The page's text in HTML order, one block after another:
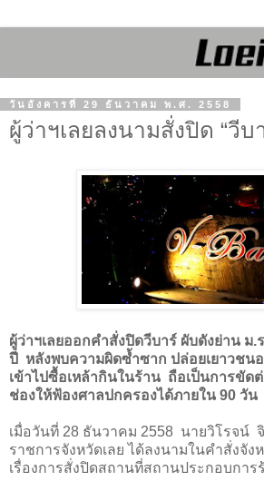
วันอังคารที่ 29 ธันวาคม พ.ศ. 2558
ผู้ว่าฯเลยลงนามสั่งปิด “วีบ
ผู้ว่าฯเลยออกคำสั่งปิดวีบาร์ ผับดังย่าน ม.
ปี หลังพบความผิดซ้ำซาก ปล่อยเยาวชน
เข้าไปซื้อเหล้ากินในร้าน ถือเป็นการขัด
ช่องให้ฟ้องศาลปกครองได้ภายใน 90 วัน
เมื่อวันที่ 28 ธันวาคม 2558 นายวิโรจน์
ราชการจังหวัดเลย ได้ลงนามในคำสั่งจัง
เรื่องการสั่งปิดสถานที่สถานประกอบการ